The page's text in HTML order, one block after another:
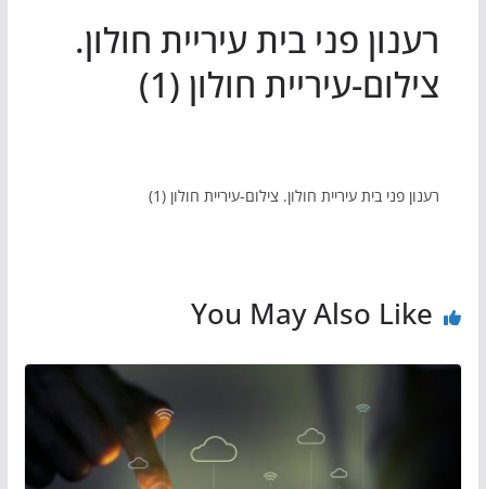
רענון פני בית עיריית חולון.
צילום-עיריית חולון (1)
רענון פני בית עיריית חולון. צילום-עיריית חולון (1)
You May Also Like